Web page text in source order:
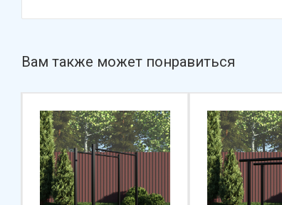
Вам также может понравиться